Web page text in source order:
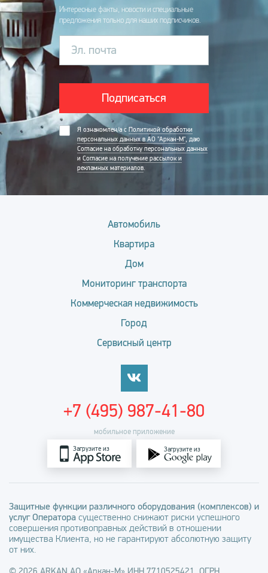
Интересные факты, новости и специальные
предложения только для наших подписчиков.
Эл. почта
Подписаться
Я ознакомлен/а с Политикой обработки
персональных данных в АО "Аркан-М", даю
Согласие на обработку персональных данных
и Согласие на получение рассылок и
рекламных материалов.
Автомобиль
Квартира
Дом
Мониторинг транспорта
Коммерческая недвижимость
Город
Сервисный центр
мобильное приложение
Загрузите из Загрузите из
+7 (495) 987-41-80
Защитные функции различного оборудования (комплексов) и
услуг Оператора существенно снижают риски успешного
совершения противоправных действий в отношении
имущества Клиента, но не гарантируют абсолютную защиту
от них.